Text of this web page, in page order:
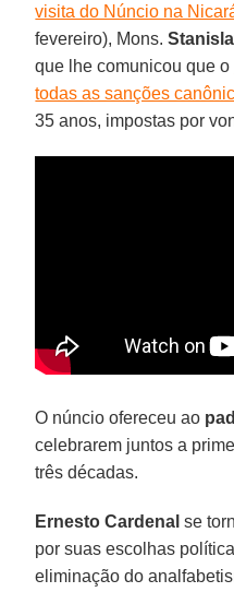
visita do Núncio na
fevereiro), Mons.
que lhe comunicou que o
todas as sanções
35 anos, impostas por
O núncio ofereceu ao
celebrarem juntos a
três décadas.
Ernesto Cardenal se
por suas escolhas
eliminação do